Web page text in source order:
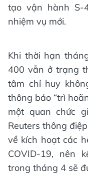
tạo vận hành S-
nhiệm vụ mới.
Khi thời hạn
400 vẫn ở trạng
tâm chỉ huy
thông báo “trì
một quan chức
Reuters thông
về kích hoạt các
COVID-19, nên
trong tháng 4 sẽ